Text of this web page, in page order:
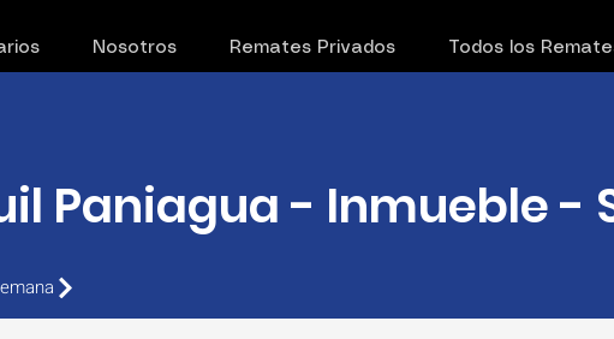
Nosotros Remates Privados Todos los
Paniagua - Inmueble -